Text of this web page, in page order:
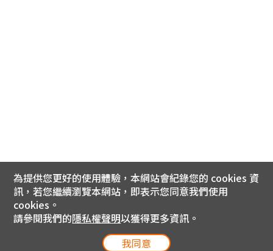
為提供您更好的使用體驗，本網站會紀錄您的 cookies 資
訊，若您繼續瀏覽本網站，即表示您同意我們使用
cookies。
請參閱我們的隱私權聲明以獲得更多資訊。
我同意